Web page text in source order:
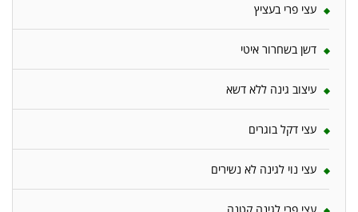
עצי פרי בעציץ
דשן בשחרור איטי
עיצוב גינה ללא דשא
עצי דקל בוגרים
עצי נוי לגינה לא נשירים